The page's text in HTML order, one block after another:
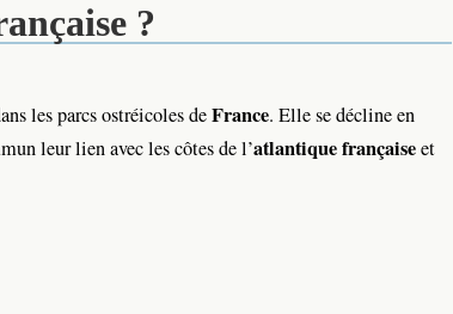
?
les parcs ostréicoles deFrance. Elle se décline en
leur lien avec les côtes de l’atlantique françaiseet